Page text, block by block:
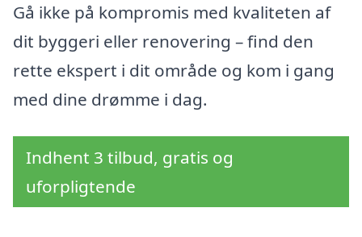
Gå ikke på kompromis med kvaliteten af
dit byggeri eller renovering – find den
rette ekspert i dit område og kom i gang
med dine drømme i dag.
Indhent 3 tilbud, gratis og
uforpligtende